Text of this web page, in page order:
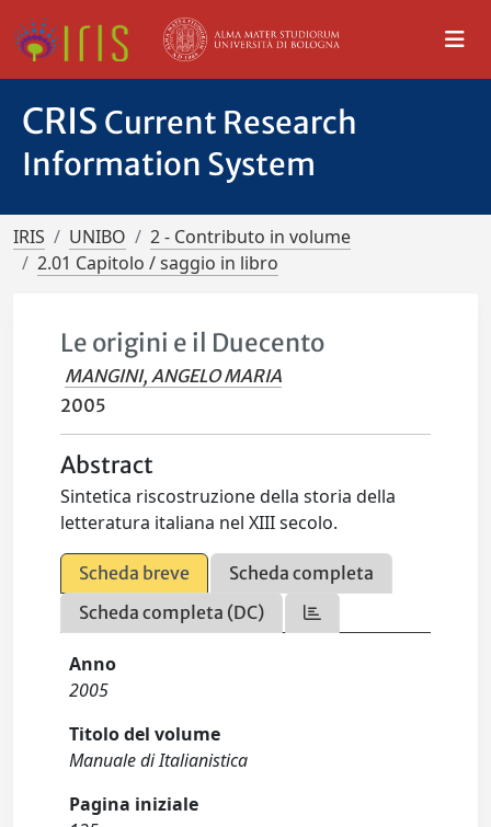
CRIS Current Research
Information System
IRIS UNIBO
2 - Contributo in volume
2.01 Capitolo / saggio in libro
Le origini e il Duecento
MANGINI, ANGELO MARIA
2005
Abstract
Sintetica riscostruzione della storia della
letteratura italiana nel XIII secolo.
Scheda breve
Scheda completa
Scheda completa (DC)
Anno
2005
Titolo del volume
Manuale di Italianistica
Pagina iniziale